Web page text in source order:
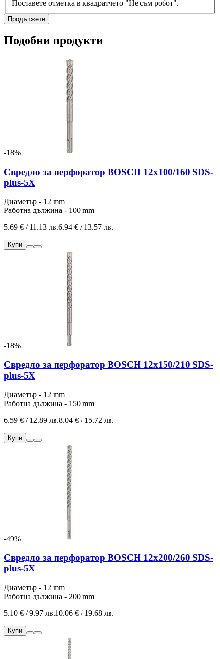
Поставете отметка в квадратчето "Не съм робот".
Продължете
Подобни продукти
-18%
Свредло за перфоратор BOSCH 12x100/160 SDS-
plus-5Х
Диаметър - 12 mm
Работна дължина - 100 mm
5.69 € / 11.13 лв.6.94 € / 13.57 лв.
Купи
-18%
Свредло за перфоратор BOSCH 12x150/210 SDS-
plus-5Х
Диаметър - 12 mm
Работна дължина - 150 mm
6.59 € / 12.89 лв.8.04 € / 15.72 лв.
Купи
-49%
Свредло за перфоратор BOSCH 12x200/260 SDS-
plus-5Х
Диаметър - 12 mm
Работна дължина - 200 mm
5.10 € / 9.97 лв.10.06 € / 19.68 лв.
Купи